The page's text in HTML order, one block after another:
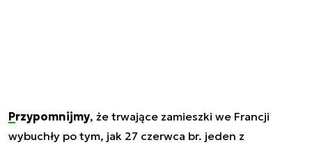
Przypomnijmy, że trwające zamieszki we Francji
wybuchły po tym, jak 27 czerwca br. jeden z